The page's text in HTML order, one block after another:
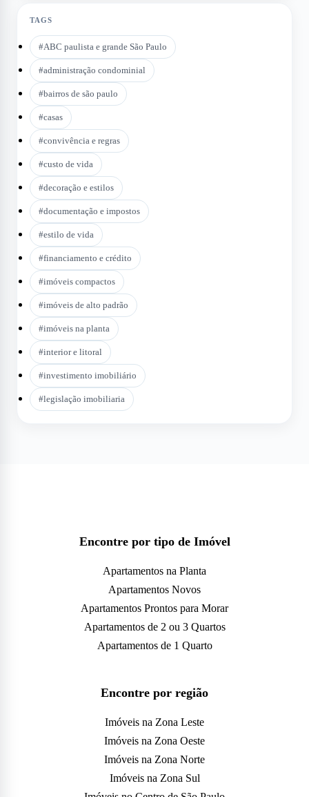
TAGS
#ABC paulista e grande São Paulo
#administração condominial
#bairros de são paulo
#casas
#convivência e regras
#custo de vida
#decoração e estilos
#documentação e impostos
#estilo de vida
#financiamento e crédito
#imóveis compactos
#imóveis de alto padrão
#imóveis na planta
#interior e litoral
#investimento imobiliário
#legislação imobiliaria
Encontre por tipo de Imóvel
Apartamentos na Planta
Apartamentos Novos
Apartamentos Prontos para Morar
Apartamentos de 2 ou 3 Quartos
Apartamentos de 1 Quarto
Encontre por região
Imóveis na Zona Leste
Imóveis na Zona Oeste
Imóveis na Zona Norte
Imóveis na Zona Sul